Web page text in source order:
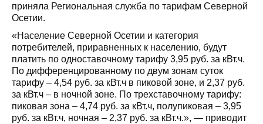
приняла Региональная служба по тарифам Северной
Осетии.
«Население Северной Осетии и категория
потребителей, приравненных к населению, будут
платить по одноставочному тарифу 3,95 руб. за кВт.ч.
По дифференцированному по двум зонам суток
тарифу – 4,54 руб. за кВт.ч в пиковой зоне, и 2,37 руб.
за кВт.ч – в ночной зоне. По трехставочному тарифу:
пиковая зона – 4,74 руб. за кВт.ч, полупиковая – 3,95
руб. за кВт.ч, ночная – 2,37 руб. за кВт.ч.», — приводит